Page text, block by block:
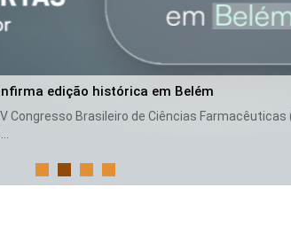
edição histórica em Belém
Brasileiro de Ciências Farmacêuticas